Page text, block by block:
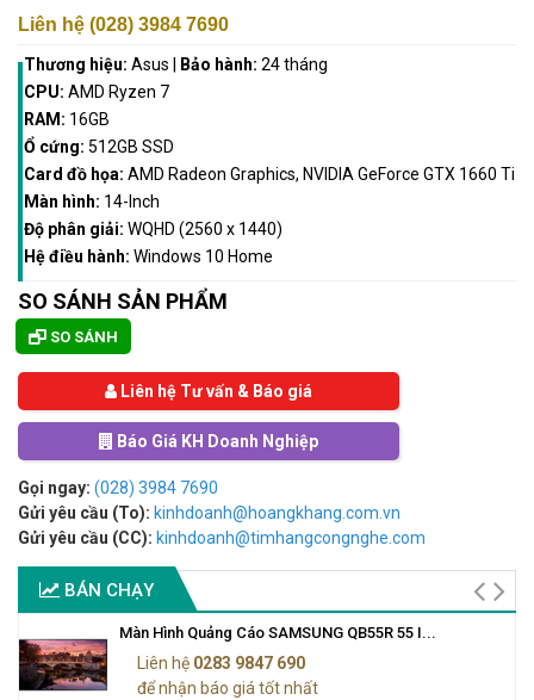
Liên hệ (028) 3984 7690
Thương hiệu: Asus Bảo hành: 24 tháng
CPU: AMD Ryzen 7
RAM: 16GB
Ổ cứng: 512GB SSD
Card đồ họa: AMD Radeon Graphics, NVIDIA GeForce GTX 1660 Ti
Màn hình: 14-Inch
Độ phân giải: WQHD (2560 x 1440)
Hệ điều hành: Windows 10 Home
SO SÁNH SẢN PHẨM
SO SÁNH
Liên hệ Tư vấn & Báo giá
Báo Giá KH Doanh Nghiệp
Gọi ngay: (028) 3984 7690
Gửi yêu cầu (To): kinhdoanh@hoangkhang.com.vn
Gửi yêu cầu (CC): kinhdoanh@timhangcongnghe.com
BÁN CHẠY
Màn Hình Quảng Cáo SAMSUNG QB55R 55 I...
Liên hệ 0283 9847 690
để nhận báo giá tốt nhất